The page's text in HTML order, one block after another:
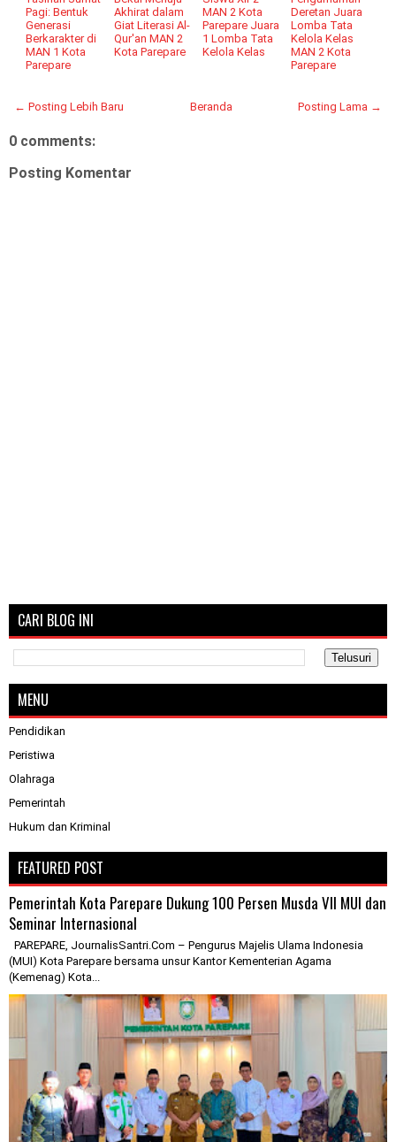
Pagi: Bentuk
Generasi
Berkarakter di
MAN 1 Kota
Parepare
Akhirat dalam
Giat Literasi Al-
Qur'an MAN 2
Kota Parepare
MAN 2 Kota
Parepare Juara
1 Lomba Tata
Kelola Kelas
Deretan Juara
Lomba Tata
Kelola Kelas
MAN 2 Kota
Parepare
← Posting Lebih Baru Posting Lama →
Beranda
0 comments:
Posting Komentar
CARI BLOG INI
MENU
Pendidikan
Peristiwa
Olahraga
Pemerintah
Hukum dan Kriminal
FEATURED POST
Pemerintah Kota Parepare Dukung 100 Persen Musda VII MUI dan
Seminar Internasional
PAREPARE, JournalisSantri.Com – Pengurus Majelis Ulama Indonesia
(MUI) Kota Parepare bersama unsur Kantor Kementerian Agama
(Kemenag) Kota...